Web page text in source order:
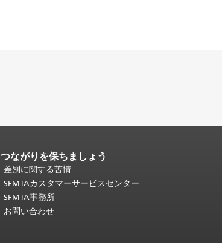
つながりを保ちましょう
差別に関する苦情
SFMTAカスタマーサービスセンター
SFMTA事務所
お問い合わせ